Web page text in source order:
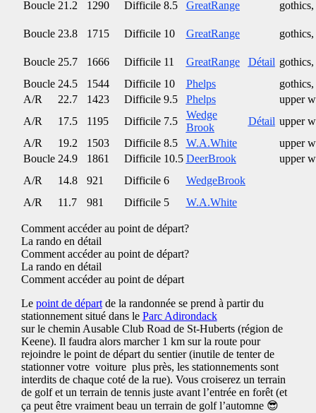
Boucle 21.2 1290 Difficile 8.5 GreatRange
Boucle 23.8 1715 Difficile 10 GreatRange
Boucle 25.7 1666 Difficile 11 GreatRange Détail
Boucle 24.5 1544 Difficile 10 Phelps
A/R
22.7 1423 Difficile 9.5 Phelps
upper
A/R
17.5 1195 Difficile 7.5
Wedge
Brook
Détail upper
A/R
19.2 1503 Difficile 8.5 W.A.White
upper
Boucle 24.9 1861 Difficile 10.5 DeerBrook
upper
A/R
14.8 921 Difficile 6
WedgeBrook
A/R
11.7 981 Difficile 5 W.A.White
Comment accéder au point de départ?
La rando en détail
Comment accéder au point de départ?
La rando en détail
Comment accéder au point de départ
Le point de départde la randonnée se prend à partir du
stationnement situé dans le Parc Adirondack
sur le chemin Ausable Club Road de St-Huberts (région de
Keene). Il faudra alors marcher 1 km sur la route pour
rejoindre le point de départ du sentier (inutile de tenter de
stationner votre voiture plus près, les stationnements sont
interdits de chaque coté de la rue). Vous croiserez un terrain
de golf et un terrain de tennis juste avant l’entrée en forêt (et
ça peut être vraiment beau un terrain de golf l’automne 😎